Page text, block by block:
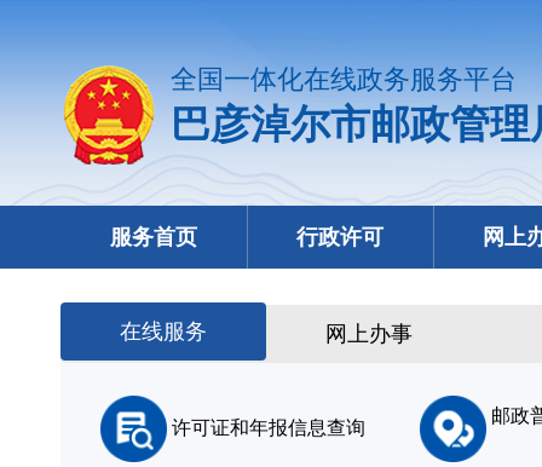
全国一体化在线政务服务平台
巴彦淖尔市邮政管
服务首页 行政许可 网上
在线服务 网上办事
许可证和年报信息查询
邮政